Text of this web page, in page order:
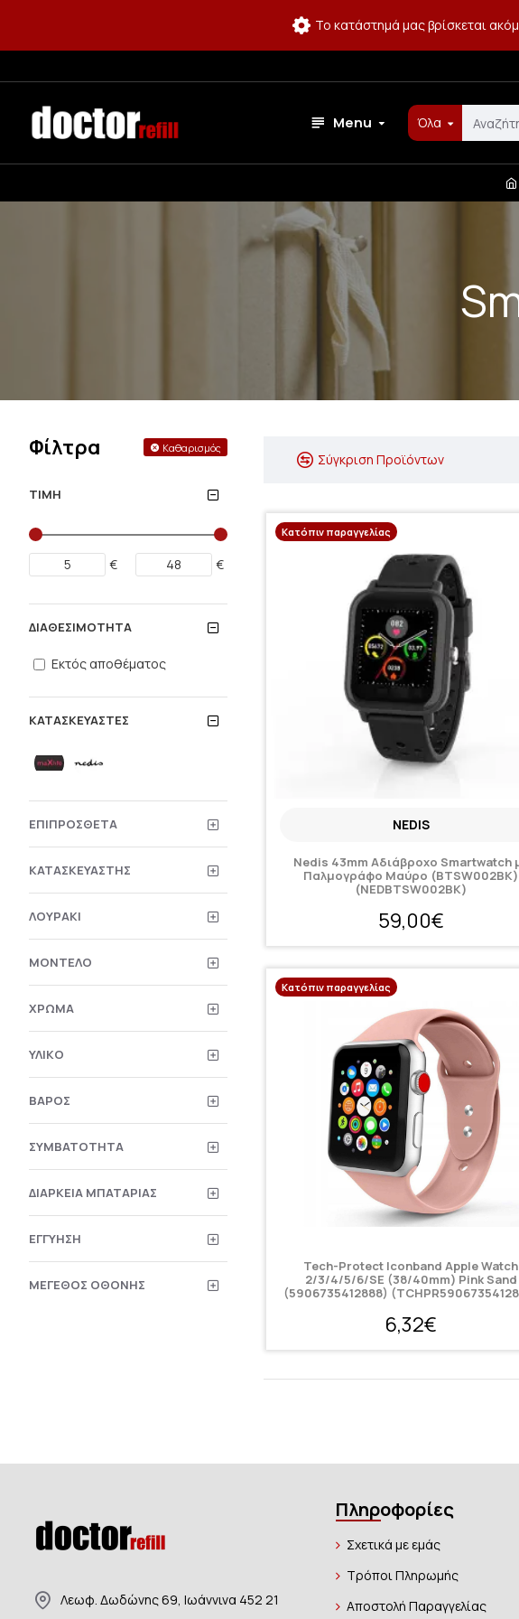
Το κατάστημά μας βρίσκεται
Menu Όλα
Φίλτρα Καθαρισμός
ΤΙΜΉ
€ €
ΚΑΤΑΣΚΕΥΑΣΤΈΣ
ΕΠΙΠΡΌΣΘΕΤΑ
ΚΑΤΑΣΚΕΥΑΣΤΉΣ
ΛΟΥΡΆΚΙ
ΜΟΝΤΈΛΟ
ΧΡΏΜΑ
ΥΛΙΚΌ
ΒΆΡΟΣ
ΣΥΜΒΑΤΌΤΗΤΑ
ΔΙΆΡΚΕΙΑ ΜΠΑΤΑΡΊΑΣ
ΕΓΓΎΗΣΗ
ΜΈΓΕΘΟΣ ΟΘΌΝΗΣ
ΔΙΑΘΕΣΙΜΌΤΗΤΑ
Εκτός αποθέματος
Σύγκριση Προϊόντων
Κατόπιν παραγγελίας
NEDIS
Nedis 43mm Αδιάβροχο Smartwatch
Παλμογράφο Μαύρο (BTSW002BK)
(NEDBTSW002BK)
59,00€
Κατόπιν παραγγελίας
Tech-Protect Iconband Apple Watch
2/3/4/5/6/SE (38/40mm) Pink Sand
(5906735412888)
6,32€
Λεωφ. Δωδώνης 69, Ιωάννινα 452 21
Πληροφορίες
Σχετικά με εμάς
Τρόποι Πληρωμής
Αποστολή Παραγγελίας